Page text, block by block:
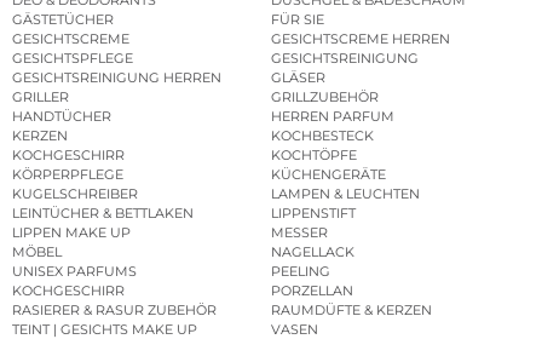
GÄSTETÜCHER
FÜR SIE
GESICHTSCREME
GESICHTSCREME HERREN
GESICHTSPFLEGE
GESICHTSREINIGUNG
GESICHTSREINIGUNG HERREN
GLÄSER
GRILLER
GRILLZUBEHÖR
HANDTÜCHER
HERREN PARFUM
KERZEN
KOCHBESTECK
KOCHGESCHIRR
KOCHTÖPFE
KÖRPERPFLEGE
KÜCHENGERÄTE
KUGELSCHREIBER
LAMPEN & LEUCHTEN
LEINTÜCHER & BETTLAKEN
LIPPENSTIFT
LIPPEN MAKE UP
MESSER
MÖBEL
NAGELLACK
UNISEX PARFUMS
PEELING
KOCHGESCHIRR
PORZELLAN
RASIERER & RASUR ZUBEHÖR
RAUMDÜFTE & KERZEN
TEINT | GESICHTS MAKE UP
VASEN